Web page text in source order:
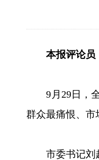
本报评论员
9月29日，全
群众最痛恨、
市委书记刘越